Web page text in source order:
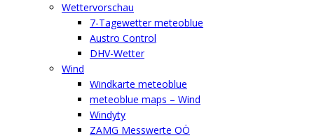
Wettervorschau
7-Tagewetter meteoblue
Austro Control
DHV-Wetter
Wind
Windkarte meteoblue
meteoblue maps – Wind
Windyty
ZAMG Messwerte OÖ